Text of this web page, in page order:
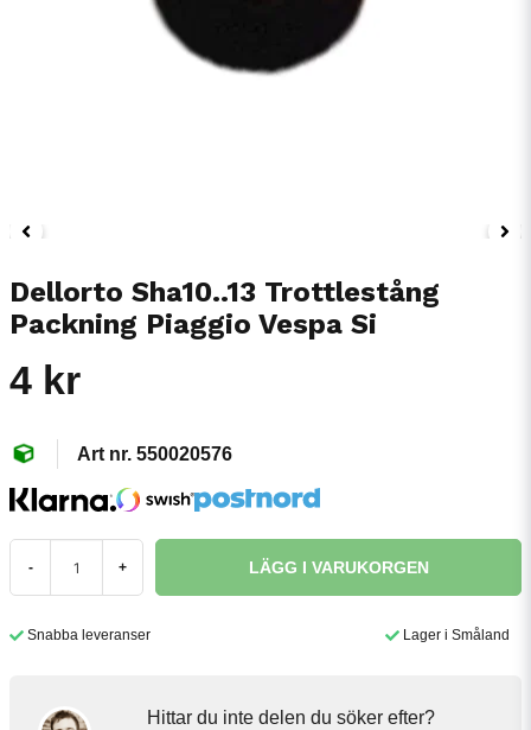
Dellorto Sha10..13 Trottlestång
Packning Piaggio Vespa Si
4 kr
550020576
- + LÄGG I VARUKORGEN
Snabba leveranser Lager i Småland
Hittar du inte delen du söker efter?